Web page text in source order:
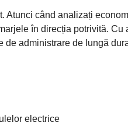
Atunci când analizați
în direcția potrivită. Cu
de administrare de lungă
electrice